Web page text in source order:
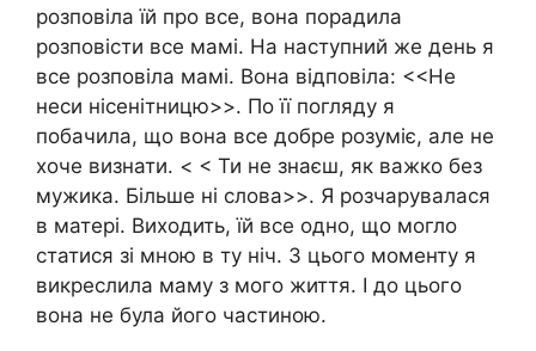
розповіла їй про все, вона порадила
розповісти все мамі. На наступний же день я
все розповіла мамі. Вона відповіла: <<Не
неси нісенітницю>>. По її погляду я
побачила, що вона все добре розуміє, але не
хоче визнати. < < Ти не знаєш, як важко без
мужика. Більше ні слова>>. Я розчарувалася
в матері. Виходить, їй все одно, що могло
статися зі мною в ту ніч. З цього моменту я
викреслила маму з мого життя. І до цього
вона не була його частиною.